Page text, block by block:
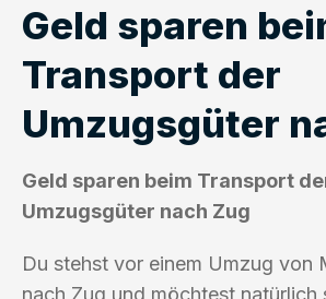
Geld sparen
Transport der
Umzugsgüter
Geld sparen beim Transport
Umzugsgüter nach Zug
Du stehst vor einem Umzug von
nach Zug und möchtest natürlich